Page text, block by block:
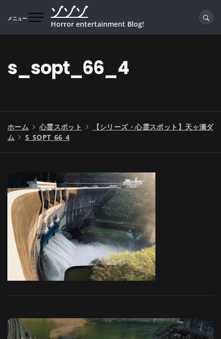
プ
メニュー ゾゾゾ
Horror entertainment Blog!
s_sopt_66_4
ホーム 心霊スポット
【シリーズ・心霊スポット】天ヶ瀬ダ
ム
S_SOPT_66_4
投